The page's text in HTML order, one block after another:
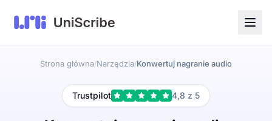
Strona główna/Narzędzia/Konwertuj nagranie audio
Trustpilot 4,8 z 5